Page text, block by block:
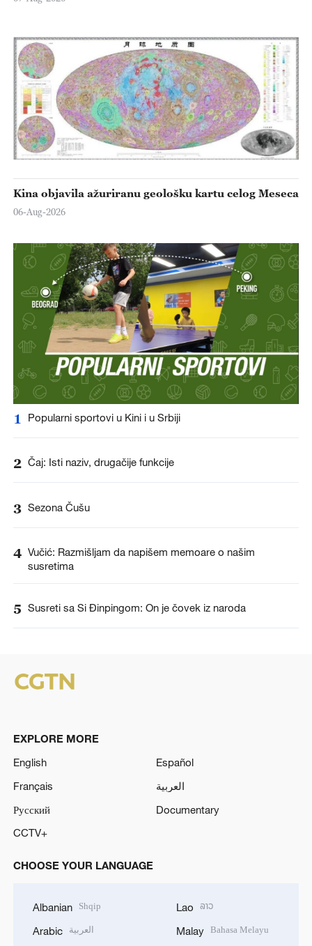
Kina objavila ažuriranu geološku kartu celog Meseca
06-Aug-2026
1 Popularni sportovi u Kini i u Srbiji
2 Čaj: Isti naziv, drugačije funkcije
3 Sezona Čušu
4 Vučić: Razmišljam da napišem memoare o našim
susretima
5 Susreti sa Si Đinpingom: On je čovek iz naroda
EXPLORE MORE
English
Español
Français
العربية
Русский
Documentary
CCTV+
CHOOSE YOUR LANGUAGE
Albanian Shqip
Arabic العربية
Lao ລາວ
Malay Bahasa Melayu